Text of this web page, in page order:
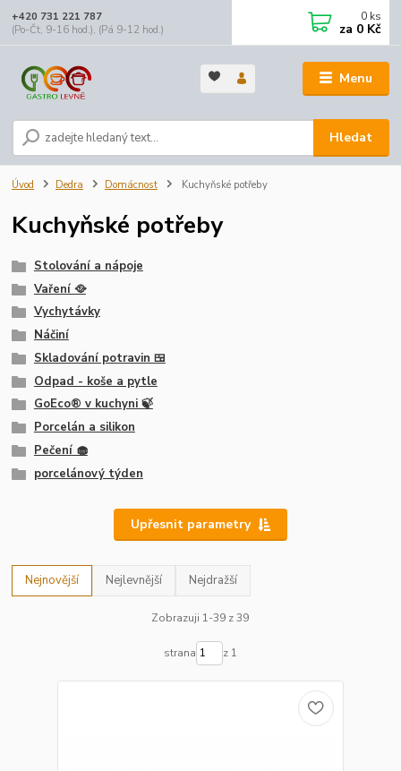
Menu
Hledat
+420 731 221 787
(Po-Čt, 9-16 hod.), (Pá 9-12 hod.)
0 ks
za 0 Kč
Úvod Dedra Domácnost Kuchyňské potřeby
Kuchyňské potřeby
Stolování a nápoje
Vaření 🥘
Vychytávky
Náčiní
Skladování potravin 🍱
Odpad - koše a pytle
GoEco® v kuchyni 🍃
Porcelán a silikon
Pečení 🧁
porcelánový týden
Upřesnit parametry
Nejnovější Nejlevnější Nejdražší
Zobrazuji 1-39 z 39
strana z 1